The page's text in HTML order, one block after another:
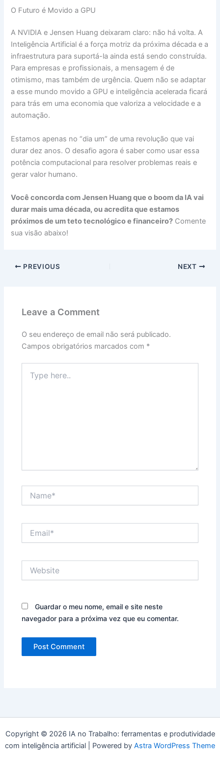
O Futuro é Movido a GPU
A NVIDIA e Jensen Huang deixaram claro: não há volta. A
Inteligência Artificial é a força motriz da próxima década e a
infraestrutura para suportá-la ainda está sendo construída.
Para empresas e profissionais, a mensagem é de
otimismo, mas também de urgência. Quem não se adaptar
a esse mundo movido a GPU e inteligência acelerada ficará
para trás em uma economia que valoriza a velocidade e a
automação.
Estamos apenas no “dia um” de uma revolução que vai
durar dez anos. O desafio agora é saber como usar essa
potência computacional para resolver problemas reais e
gerar valor humano.
Você concorda com Jensen Huang que o boom da IA vai
durar mais uma década, ou acredita que estamos
próximos de um teto tecnológico e financeiro? Comente
sua visão abaixo!
PREVIOUS NEXT
Leave a Comment
O seu endereço de email não será publicado.
Campos obrigatórios marcados com *
here..
Guardar o meu nome, email e site neste
navegador para a próxima vez que eu comentar.
Copyright © 2026 IA no Trabalho: ferramentas e produtividade
com inteligência artificial | Powered by Astra WordPress Theme